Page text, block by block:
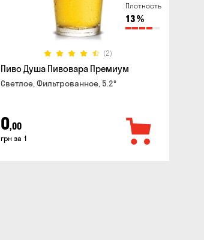
Плотность
13%
(2)
Пиво Душа Пивовара Премиум
Светлое, Фильтрованное, 5.2°
0,00
грн за 1